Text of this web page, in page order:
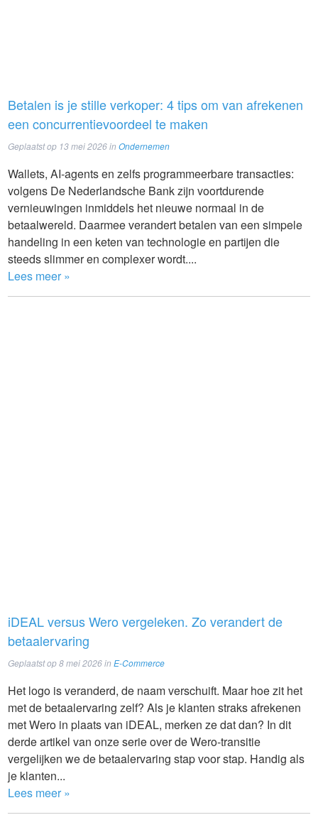
Betalen is je stille verkoper: 4 tips om van afrekenen
een concurrentievoordeel te maken
Geplaatst op 13 mei 2026inOndernemen
Wallets, AI-agents en zelfs programmeerbare transacties:
volgens De Nederlandsche Bank zijn voortdurende
vernieuwingen inmiddels het nieuwe normaal in de
betaalwereld. Daarmee verandert betalen van een simpele
handeling in een keten van technologie en partijen die
steeds slimmer en complexer wordt....
Lees meer »
iDEAL versus Wero vergeleken. Zo verandert de
betaalervaring
Geplaatst op8 mei 2026inE-Commerce
Het logo is veranderd, de naam verschuift. Maar hoe zit het
met de betaalervaring zelf? Als je klanten straks afrekenen
met Wero in plaats van iDEAL, merken ze dat dan? In dit
derde artikel van onze serie over de Wero-transitie
vergelijken we de betaalervaring stap voor stap. Handig als
je klanten...
Lees meer »